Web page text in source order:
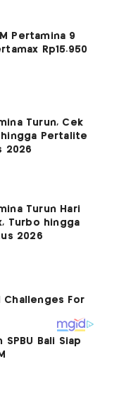
Pertamina 9
Rp15.950
Turun, Cek
hingga Pertalite
2026
Turun Hari
Turbo hingga
2026
SPBU Bali Siap